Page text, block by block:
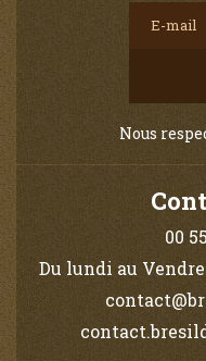
Nous
00
Du lundi au